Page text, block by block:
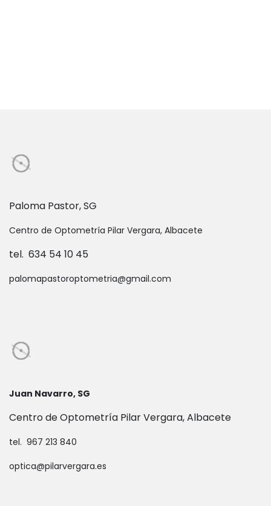
Paloma Pastor, SG
Centro de Optometría Pilar Vergara, Albacete
tel. 634 54 10 45
palomapastoroptometria@gmail.com
Juan Navarro, SG
Centro de Optometría Pilar Vergara, Albacete
tel. 967 213 840
optica@pilarvergara.es